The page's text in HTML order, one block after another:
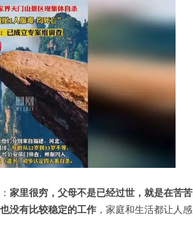
家里很穷，父母不是已经过世，就是在苦苦
没有比较稳定的工作 ，家庭和生活都让人感